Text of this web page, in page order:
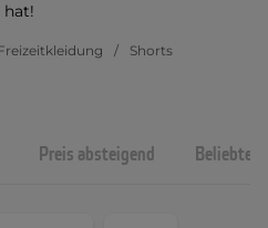
hat!
Shorts
Preis absteigend